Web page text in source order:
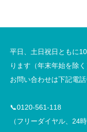
平日、土日祝日ともに
ります（年末年始を除く
お問い合わせは下記電
📞0120-561-118
（フリーダイヤル、24